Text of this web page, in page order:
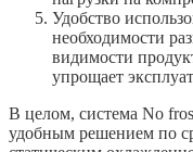
Удобство
необходимости
видимости
упрощает
В целом, система No
удобным решением по